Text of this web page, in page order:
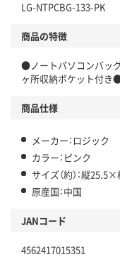
LG-NTPCBG-133-PK
商品の特徴
●ノートパソコンバッ
ヶ所収納ポケット付き
商品仕様
メーカー：ロジック
カラー：ピンク
サイズ（約）：縦
原産国：中国
JANコード
4562417015351